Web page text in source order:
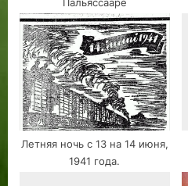
Пальяссааре
Летняя ночь с 13 на 14 июня,
1941 года.